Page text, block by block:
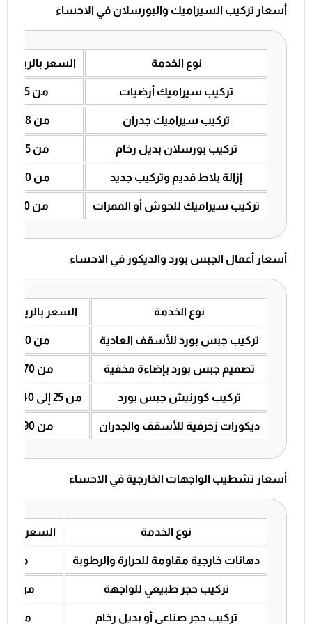
أسعار تركيب السيراميك والبورسلان في الاحساء
نوع الخدمة السعر بالريال
تركيب سيراميك أرضيات من 25 إلى 35
تركيب سيراميك جدران من 28 إلى 38
تركيب بورسلان بديل رخام من 45 إلى 70
إزالة بلاط قديم وتركيب جديد من 60 إلى 90
تركيب سيراميك للحوش أو الممرات من 30 إلى 55
أسعار أعمال الجبس بورد والديكور في الاحساء
نوع الخدمة السعر بالريال
تركيب جبس بورد للأسقف العادية من 50 إلى 75
تصميم جبس بورد بإضاءة مخفية من 70 إلى 100
تركيب كورنيش جبس بورد من 25 إلى 40 للمتر الطولي
ديكورات زخرفية للأسقف والجدران من 90 إلى 140
أسعار تشطيب الواجهات الخارجية في الاحساء
نوع الخدمة السعر
دهانات خارجية مقاومة للحرارة والرطوبة من 18 إلى 35
تركيب حجر طبيعي للواجهة من 100 إلى 160
تركيب حجر صناعي أو بديل رخام من 70 إلى 110